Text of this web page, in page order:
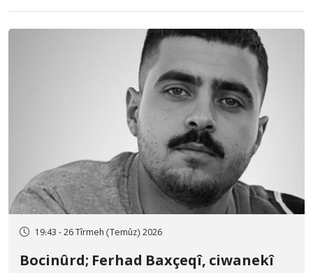
19:43 - 26 Tîrmeh (Temûz) 2026
Bocinûrd; Ferhad Baxçeqî, ciwanekî